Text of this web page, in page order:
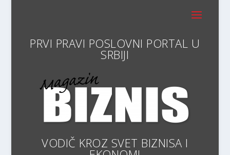
PRVI PRAVI POSLOVNI PORTAL
VODIČ KROZ SVET BIZNISA I